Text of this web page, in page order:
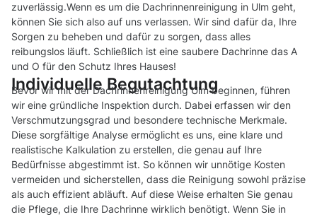
zuverlässig.Wenn es um die Dachrinnenreinigung in Ulm geht,
können Sie sich also auf uns verlassen. Wir sind dafür da, Ihre
Sorgen zu beheben und dafür zu sorgen, dass alles
reibungslos läuft. Schließlich ist eine saubere Dachrinne das A
und O für den Schutz Ihres Hauses!
Individuelle Begutachtung
Bevor wir mit der Dachrinnenreinigung Ulm beginnen, führen
wir eine gründliche Inspektion durch. Dabei erfassen wir den
Verschmutzungsgrad und besondere technische Merkmale.
Diese sorgfältige Analyse ermöglicht es uns, eine klare und
realistische Kalkulation zu erstellen, die genau auf Ihre
Bedürfnisse abgestimmt ist. So können wir unnötige Kosten
vermeiden und sicherstellen, dass die Reinigung sowohl präzise
als auch effizient abläuft. Auf diese Weise erhalten Sie genau
die Pflege, die Ihre Dachrinne wirklich benötigt. Wenn Sie in